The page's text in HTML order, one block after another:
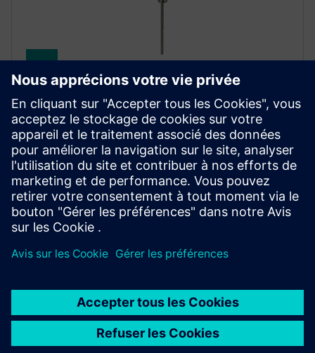
SITRANS TS500
The SITRANS TS500’s modular design makes it
exceptionally versatile, delivering precise
temperature measurements even in harsh industrial
environments.